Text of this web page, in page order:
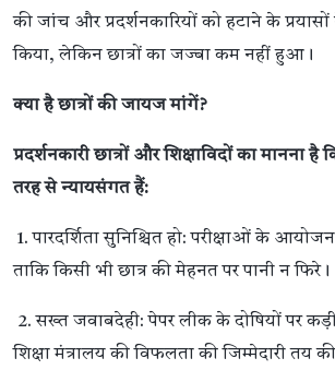
की जांच और प्रदर्शनकारियों को हटाने के
किया, लेकिन छात्रों का जज्बा कम नहीं हुआ।
क्या है छात्रों की जायज मांगें?
प्रदर्शनकारी छात्रों और शिक्षाविदों का मानना है
तरह से न्यायसंगत हैं:
1. पारदर्शिता सुनिश्चित हो: परीक्षाओं के आयोजन
ताकि किसी भी छात्र की मेहनत पर पानी न फिरे।
2. सख्त जवाबदेही: पेपर लीक के दोषियों पर
शिक्षा मंत्रालय की विफलता की जिम्मेदारी तय